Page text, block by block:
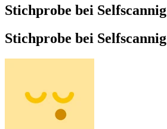
Stichprobe bei Selfscannig
Stichprobe bei Selfscannig